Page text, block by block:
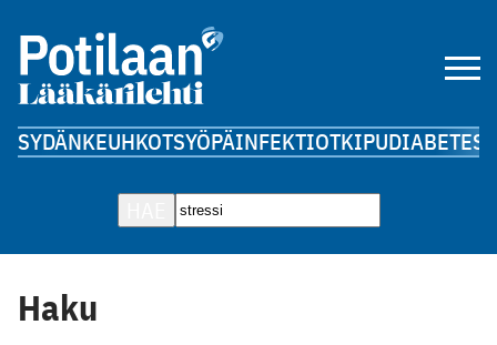
SYDÄNKEUHKOTSYÖPÄINFEKTIOTKIPUDIABETES
Haku